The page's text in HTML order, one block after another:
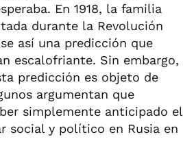
En 1918, la familia
durante la Revolución
así una predicción que
escalofriante. Sin embargo,
predicción es objeto de
argumentan que
simplemente anticipado el
social y político en Rusia en